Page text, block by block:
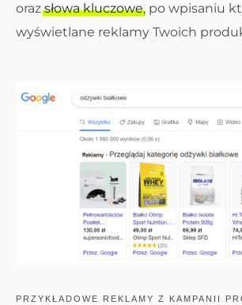
orazsłowa kluczowe, po wpisaniu
wyświetlane reklamy Twoich
PRZYKŁADOWE REKLAMY Z KAMPANII